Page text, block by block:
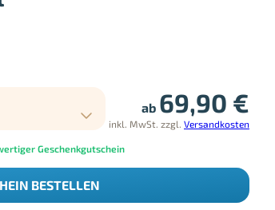
ab 69,90 €
inkl. MwSt. zzgl. Versandkosten
Geschenkgutschein
BESTELLEN